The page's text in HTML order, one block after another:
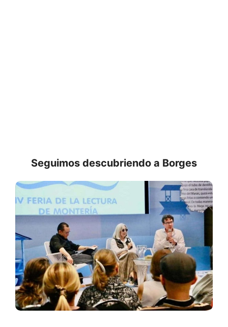
Seguimos descubriendo a Borges